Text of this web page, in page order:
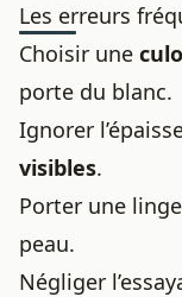
Les erreurs
Choisir une
porte du blanc.
Ignorer
visibles.
Porter une
peau.
Négliger